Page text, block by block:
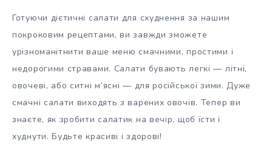
Готуючи дієтичні салати для схуднення за нашим
покроковим рецептами, ви завжди зможете
урізноманітнити ваше меню смачними, простими і
недорогими стравами. Салати бувають легкі — літні,
овочеві, або ситні м’ясні — для російської зими. Дуже
смачні салати виходять з варених овочів. Тепер ви
знаєте, як зробити салатик на вечір, щоб їсти і
худнути. Будьте красиві і здорові!